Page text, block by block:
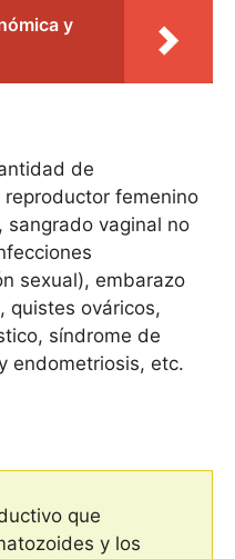
y
de
femenino
sangrado vaginal no
sexual), embarazo
quistes ováricos,
síndrome de
endometriosis, etc.
que
y los